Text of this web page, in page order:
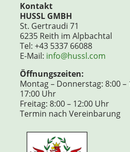
Kontakt
HUSSL GMBH
St. Gertraudi 71
6235 Reith im Alpbachtal
Tel: +43 5337 66088
E-Mail: info@hussl.com
Öffnungszeiten:
Montag – Donnerstag: 8:00 –
17:00 Uhr
Freitag: 8:00 – 12:00 Uhr
Termin nach Vereinbarung